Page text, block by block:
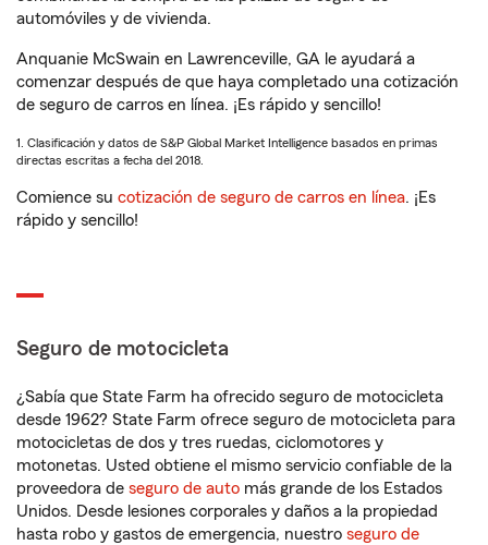
automóviles y de vivienda.
Anquanie McSwain en Lawrenceville, GA le ayudará a
comenzar después de que haya completado una cotización
de seguro de carros en línea. ¡Es rápido y sencillo!
1. Clasificación y datos de S&P Global Market Intelligence basados en primas
directas escritas a fecha del 2018.
Comience su cotización de seguro de carros en línea. ¡Es
rápido y sencillo!
Seguro de motocicleta
¿Sabía que State Farm ha ofrecido seguro de motocicleta
desde 1962? State Farm ofrece seguro de motocicleta para
motocicletas de dos y tres ruedas, ciclomotores y
motonetas. Usted obtiene el mismo servicio confiable de la
proveedora de seguro de auto más grande de los Estados
Unidos. Desde lesiones corporales y daños a la propiedad
hasta robo y gastos de emergencia, nuestro seguro de